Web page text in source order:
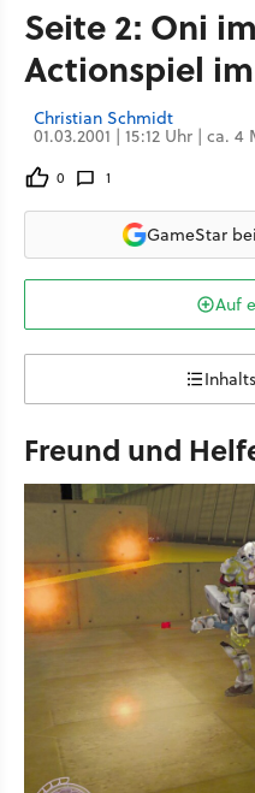
Seite 2: Oni
Actionspiel
Christian Schmidt
01.03.2001 | 15:12 Uhr | ca.
0 1
GameStar
Auf
Freund und